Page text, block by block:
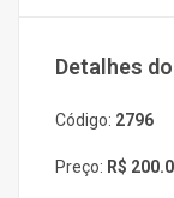
Detalhes
Código: 2796
Preço: R$